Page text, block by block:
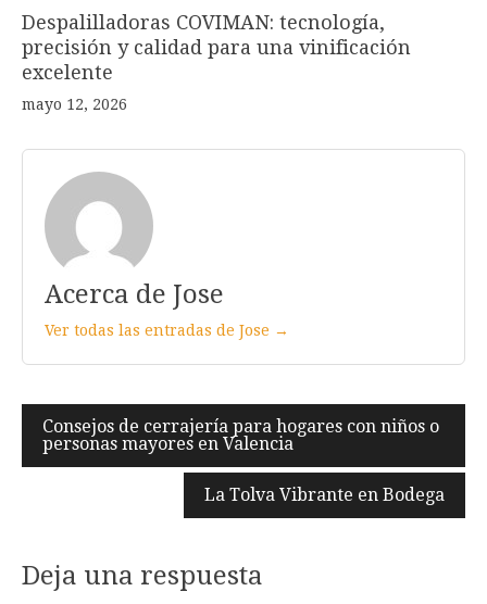
Despalilladoras COVIMAN: tecnología,
precisión y calidad para una vinificación
excelente
mayo 12, 2026
Acerca de Jose
Ver todas las entradas de Jose →
Navegación
de
Consejos de cerrajería para hogares con niños o
personas mayores en Valencia
La Tolva Vibrante en Bodega
Deja una respuesta